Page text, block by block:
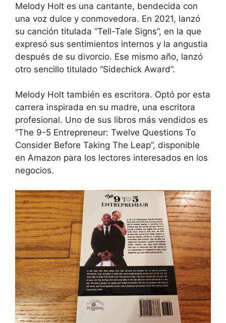
Melody Holt es una cantante, bendecida con
una voz dulce y conmovedora. En 2021, lanzó
su canción titulada “Tell-Tale Signs”, en la que
expresó sus sentimientos internos y la angustia
después de su divorcio. Ese mismo año, lanzó
otro sencillo titulado “Sidechick Award”.
Melody Holt también es escritora. Optó por esta
carrera inspirada en su madre, una escritora
profesional. Uno de sus libros más vendidos es
“The 9-5 Entrepreneur: Twelve Questions To
Consider Before Taking The Leap”, disponible
en Amazon para los lectores interesados en los
negocios.